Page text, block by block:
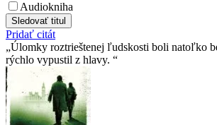
Audiokniha
Sledovať titul
Pridať citát
Úlomky roztrieštenej ľudskosti boli natoľko
rýchlo vypustil z hlavy.